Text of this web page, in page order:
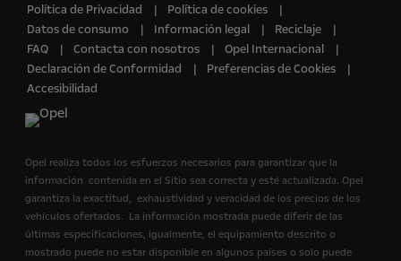
Política de Privacidad
Política de cookies
Datos de consumo
Información legal
Reciclaje
FAQ
Contacta con nosotros
Opel Internacional
Declaración de Conformidad
Preferencias de Cookies
Accesibilidad
Opel realiza todos los esfuerzos necesarios para garantizar que la
información contenida en el Sitio sea correcta y esté actualizada. Opel
garantiza la exactitud, exhaustividad y veracidad de los precios de los
vehículos ofertados. La información mostrada puede diferir de las
últimas especificaciones, igualmente, el equipamiento descrito o
mostrado puede no estar disponible en algunos países o solo puede